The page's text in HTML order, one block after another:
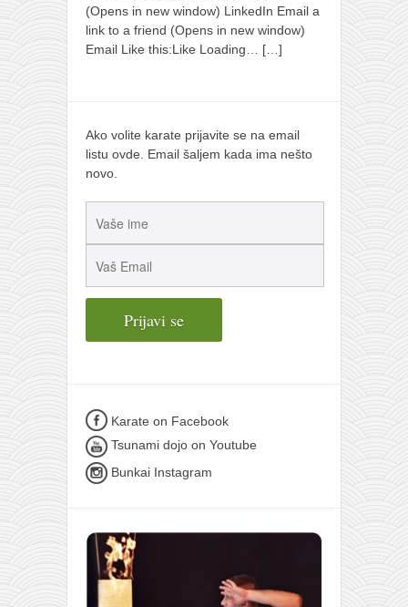
(Opens in new window) LinkedIn Email a
link to a friend (Opens in new window)
Email Like this:Like Loading…
[…]
Ako volite karate prijavite se na email
listu ovde. Email šaljem kada ima nešto
novo.
Karate on Facebook
Tsunami dojo on Youtube
Bunkai Instagram